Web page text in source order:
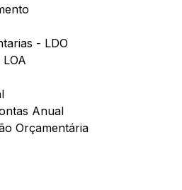
- LDO
Anual
Orçamentária